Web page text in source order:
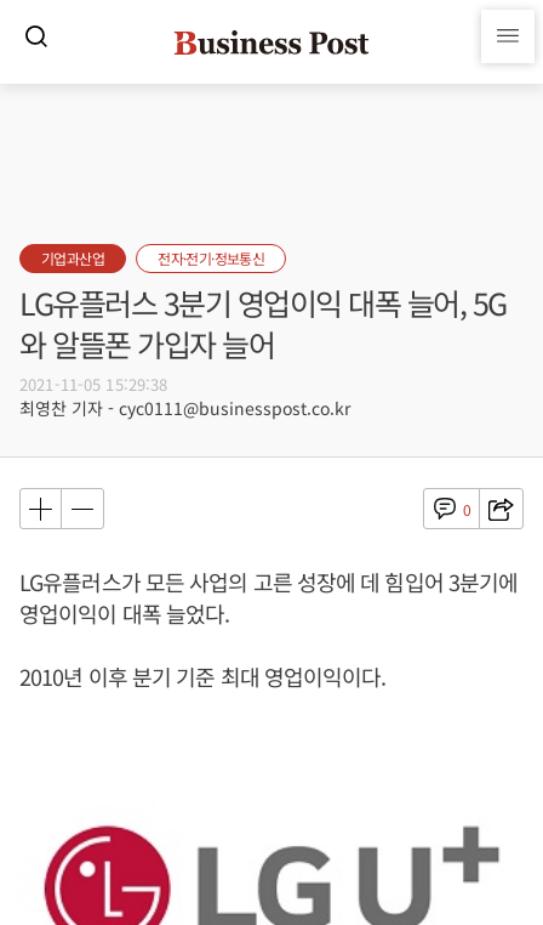
기업과산업 전자·전기·정보통신
LG유플러스 3분기 영업이익 대폭 늘어, 5G
와 알뜰폰 가입자 늘어
2021-11-05 15:29:38
최영찬 기자 - cyc0111@businesspost.co.kr
0
LG유플러스가 모든 사업의 고른 성장에 데 힘입어 3분기에
영업이익이 대폭 늘었다.
2010년 이후 분기 기준 최대 영업이익이다.